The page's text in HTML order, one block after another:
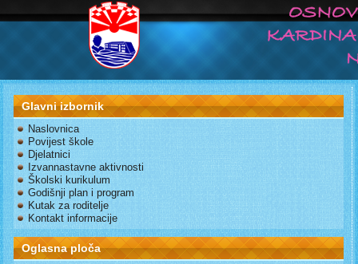
Glavni izbornik
Naslovnica
Povijest škole
Djelatnici
Izvannastavne aktivnosti
Školski kurikulum
Godišnji plan i program
Kutak za roditelje
Kontakt informacije
Oglasna ploča